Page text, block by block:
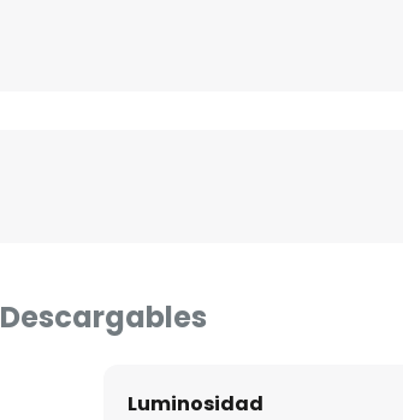
Descargables
Luminosidad